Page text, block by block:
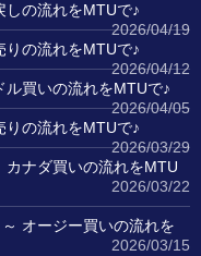
の流れをMTUで♪
2026/04/19
りの流れをMTUで♪
2026/04/12
ル買いの流れをMTUで♪
2026/04/05
の流れをMTUで♪
2026/03/29
ナダ買いの流れをMTU
2026/03/22
オージー買いの流れを
2026/03/15